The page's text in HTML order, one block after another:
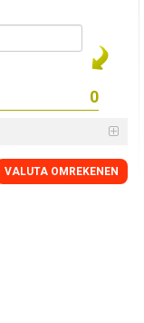
VALUTA OMREKENEN